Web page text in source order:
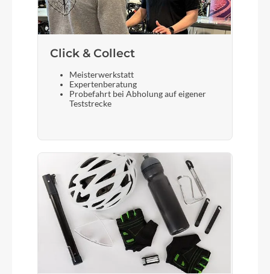
Sattelstütze
STYX Aluminium
Click & Collect
Meisterwerkstatt
Expertenberatung
Probefahrt bei Abholung auf eigener
Teststrecke